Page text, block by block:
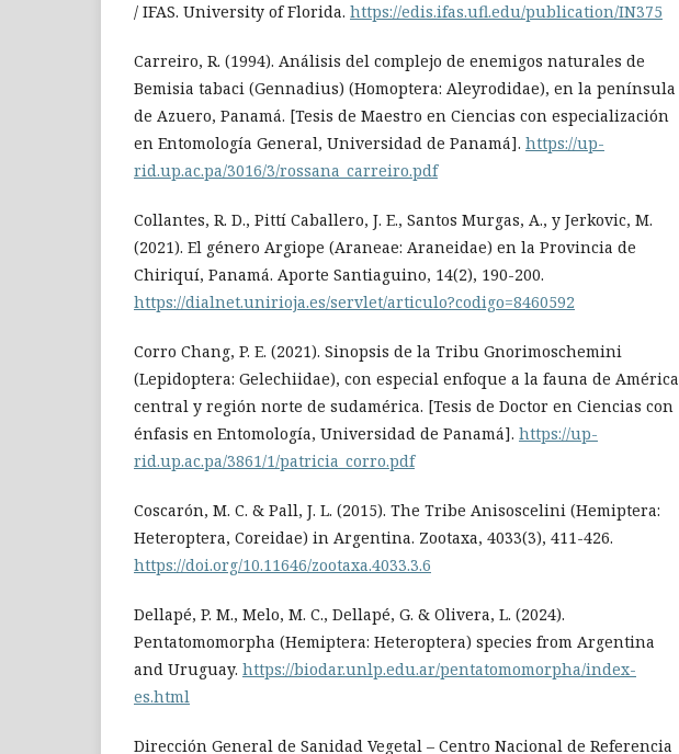
/ IFAS. University of Florida. https://edis.ifas.ufl.edu/publication/IN375
Carreiro, R. (1994). Análisis del complejo de enemigos naturales de
Bemisia tabaci (Gennadius) (Homoptera: Aleyrodidae), en la península
de Azuero, Panamá. [Tesis de Maestro en Ciencias con especialización
en Entomología General, Universidad de Panamá]. https://up-
rid.up.ac.pa/3016/3/rossana_carreiro.pdf
Collantes, R. D., Pittí Caballero, J. E., Santos Murgas, A., y Jerkovic, M.
(2021). El género Argiope (Araneae: Araneidae) en la Provincia de
Chiriquí, Panamá. Aporte Santiaguino, 14(2), 190-200.
https://dialnet.unirioja.es/servlet/articulo?codigo=8460592
Corro Chang, P. E. (2021). Sinopsis de la Tribu Gnorimoschemini
(Lepidoptera: Gelechiidae), con especial enfoque a la fauna de América
central y región norte de sudamérica. [Tesis de Doctor en Ciencias con
énfasis en Entomología, Universidad de Panamá]. https://up-
rid.up.ac.pa/3861/1/patricia_corro.pdf
Coscarón, M. C. & Pall, J. L. (2015). The Tribe Anisoscelini (Hemiptera:
Heteroptera, Coreidae) in Argentina. Zootaxa, 4033(3), 411-426.
https://doi.org/10.11646/zootaxa.4033.3.6
Dellapé, P. M., Melo, M. C., Dellapé, G. & Olivera, L. (2024).
Pentatomomorpha (Hemiptera: Heteroptera) species from Argentina
and Uruguay. https://biodar.unlp.edu.ar/pentatomomorpha/index-
es.html
Dirección General de Sanidad Vegetal – Centro Nacional de Referencia